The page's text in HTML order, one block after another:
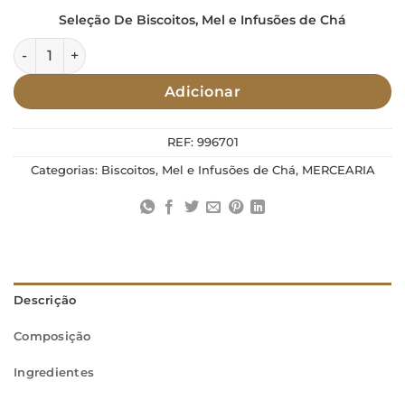
Seleção De Biscoitos, Mel e Infusões de Chá
Quantidade de Lata de Biscoitos com Ananás e Gengibre
Adicionar
REF: 996701
Categorias: Biscoitos, Mel e Infusões de Chá, MERCEARIA
Descrição
Composição
Ingredientes